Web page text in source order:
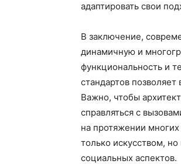
адаптировать свои
В заключение,
динамичную и
функциональность и
стандартов
Важно, чтобы
справляться с
на протяжении
только искусством,
социальных аспектов.